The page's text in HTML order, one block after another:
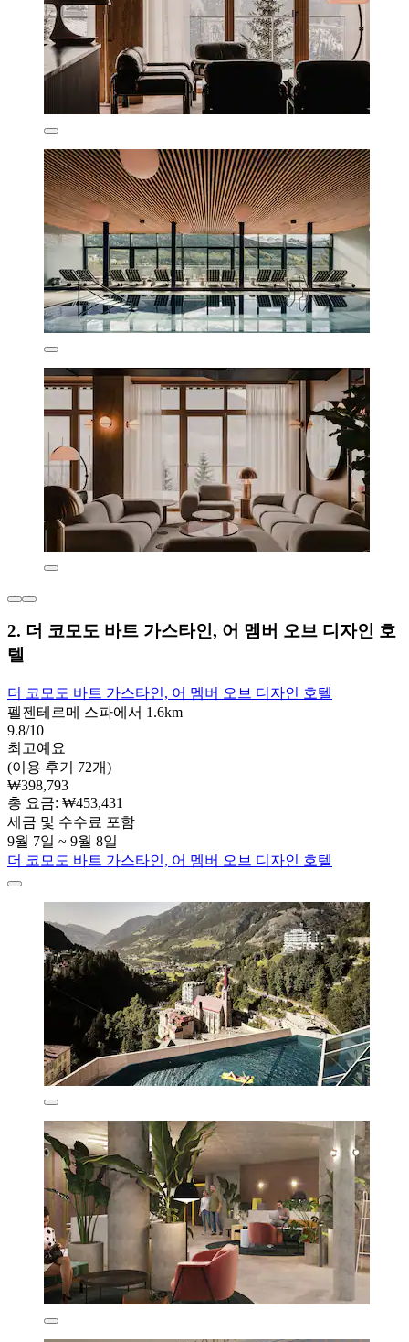
2. 더 코모도 바트 가스타인, 어 멤버 오브 디자인 호
텔
더 코모도 바트 가스타인, 어 멤버 오브 디자인 호텔
펠젠테르메 스파에서 1.6km
9.8/10
최고예요
(이용 후기 72개)
₩398,793
총 요금: ₩453,431
세금 및 수수료 포함
9월 7일 ~ 9월 8일
더 코모도 바트 가스타인, 어 멤버 오브 디자인 호텔